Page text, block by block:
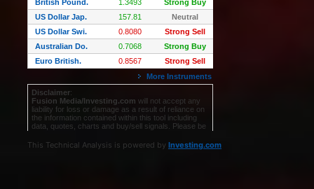
This Technical Analysis is powered by Investing.com